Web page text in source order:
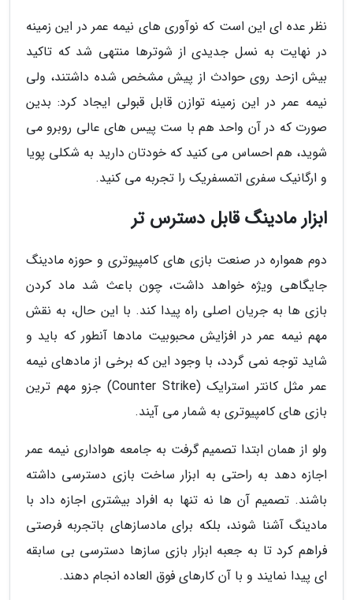
نظر عده ای این است که نوآوری های نیمه عمر در این زمینه
در نهایت به نسل جدیدی از شوترها منتهی شد که تاکید
بیش ازحد روی حوادث از پیش مشخص شده داشتند، ولی
نیمه عمر در این زمینه توازن قابل قبولی ایجاد کرد: بدین
صورت که در آن واحد هم با ست پیس های عالی روبرو می
شوید، هم احساس می کنید که خودتان دارید به شکلی پویا
و ارگانیک سفری اتمسفریک را تجربه می کنید.
ابزار مادینگ قابل دسترس تر
دوم همواره در صنعت بازی های کامپیوتری و حوزه مادینگ
جایگاهی ویژه خواهد داشت، چون باعث شد ماد کردن
بازی ها به جریان اصلی راه پیدا کند. با این حال، به نقش
مهم نیمه عمر در افزایش محبوبیت مادها آنطور که باید و
شاید توجه نمی گردد، با وجود این که برخی از مادهای نیمه
عمر مثل کانتر استرایک (Counter Strike) جزو مهم ترین
بازی های کامپیوتری به شمار می آیند.
ولو از همان ابتدا تصمیم گرفت به جامعه هواداری نیمه عمر
اجازه دهد به راحتی به ابزار ساخت بازی دسترسی داشته
باشند. تصمیم آن ها نه تنها به افراد بیشتری اجازه داد با
مادینگ آشنا شوند، بلکه برای مادسازهای باتجربه فرصتی
فراهم کرد تا به جعبه ابزار بازی سازها دسترسی بی سابقه
ای پیدا نمایند و با آن کارهای فوق العاده انجام دهند.